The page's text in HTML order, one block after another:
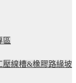
區
壓線槽&橡膠路緣坡